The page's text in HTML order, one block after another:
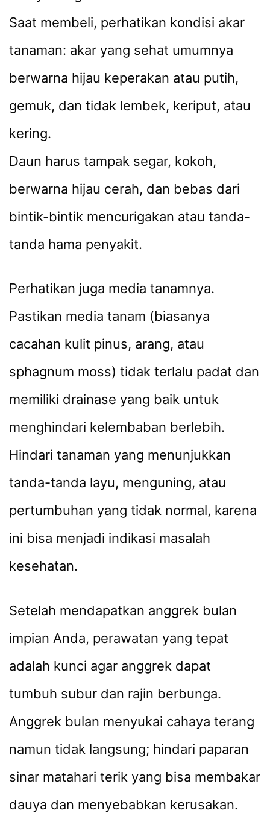
Saat membeli, perhatikan kondisi akar
tanaman: akar yang sehat umumnya
berwarna hijau keperakan atau putih,
gemuk, dan tidak lembek, keriput, atau
kering.
Daun harus tampak segar, kokoh,
berwarna hijau cerah, dan bebas dari
bintik-bintik mencurigakan atau tanda-
tanda hama penyakit.
Perhatikan juga media tanamnya.
Pastikan media tanam (biasanya
cacahan kulit pinus, arang, atau
sphagnum moss) tidak terlalu padat dan
memiliki drainase yang baik untuk
menghindari kelembaban berlebih.
Hindari tanaman yang menunjukkan
tanda-tanda layu, menguning, atau
pertumbuhan yang tidak normal, karena
ini bisa menjadi indikasi masalah
kesehatan.
Setelah mendapatkan anggrek bulan
impian Anda, perawatan yang tepat
adalah kunci agar anggrek dapat
tumbuh subur dan rajin berbunga.
Anggrek bulan menyukai cahaya terang
namun tidak langsung; hindari paparan
sinar matahari terik yang bisa membakar
dauya dan menyebabkan kerusakan.